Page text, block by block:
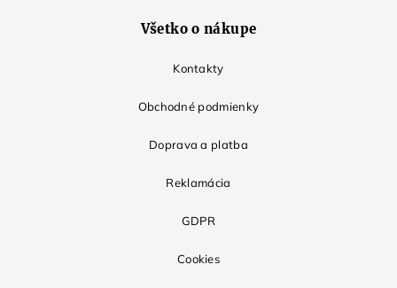
Všetko o nákupe
Kontakty
Obchodné podmienky
Doprava a platba
Reklamácia
GDPR
Cookies